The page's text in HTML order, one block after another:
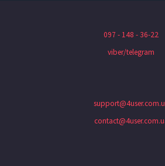
097 - 148 - 36-22
viber/telegram